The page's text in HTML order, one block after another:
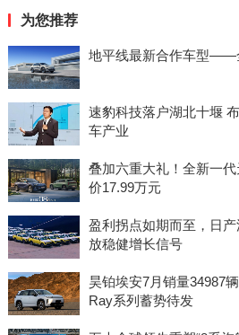
为您推荐
地平线最新合作车型——
速豹科技落户湖北十堰
车产业
叠加六重大礼！全新一
价17.99万元
盈利拐点如期而至，日
放稳健增长信号
昊铂埃安7月销量34987
Ray系列蓄势待发